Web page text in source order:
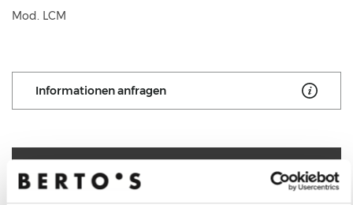
Mod. LCM
Informationen anfragen
Alle Produkte der Linie La